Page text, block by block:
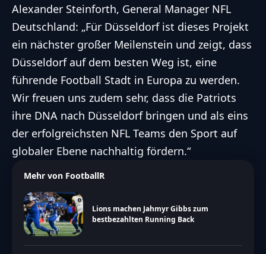
Alexander Steinforth, General Manager NFL
Deutschland: „Für Düsseldorf ist dieses Projekt
ein nächster großer Meilenstein und zeigt, dass
Düsseldorf auf dem besten Weg ist, eine
führende Football Stadt in Europa zu werden.
Wir freuen uns zudem sehr, dass die Patriots
ihre DNA nach Düsseldorf bringen und als eins
der erfolgreichsten NFL Teams den Sport auf
globaler Ebene nachhaltig fördern.“
Mehr von FootballR
Lions machen Jahmyr Gibbs zum
bestbezahlten Running Back